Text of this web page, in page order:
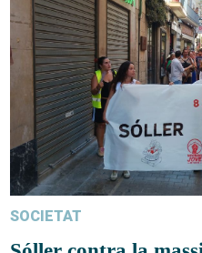
SOCIETAT